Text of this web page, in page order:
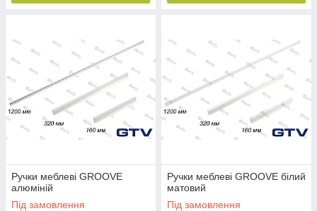
Ручки меблеві GROOVE
алюміній
Під замовлення
Ручки меблеві GROOVE білий
матовий
Під замовлення